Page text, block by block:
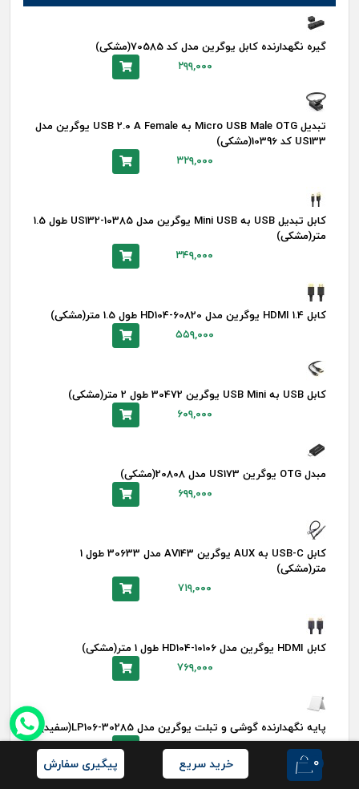
گیره نگهدارنده کابل یوگرین مدل کد 70585(مشکی)
۲۹۹,۰۰۰
تبدیل Micro USB Male OTG به USB 2.0 A Female یوگرین مدل
US133 کد 10396(مشکی)
۳۲۹,۰۰۰
کابل تبدیل USB به Mini USB یوگرین مدل US132-10385 طول 1.5
متر(مشکی)
۳۴۹,۰۰۰
کابل HDMI 1.4 یوگرین مدل HD104-60820 طول 1.5 متر(مشکی)
۵۵۹,۰۰۰
کابل USB به USB Mini یوگرین 30472 طول 2 متر(مشکی)
۶۰۹,۰۰۰
مبدل OTG یوگرین US173 مدل 20808(مشکی)
۶۹۹,۰۰۰
کابل USB-C به AUX یوگرین AV143 مدل 30633 طول 1
متر(مشکی)
۷۱۹,۰۰۰
کابل HDMI یوگرین مدل HD104-10106 طول 1 متر(مشکی)
۷۶۹,۰۰۰
پایه نگهدارنده گوشی و تبلت یوگرین مدل LP106-30285(سفید)
۷۷۹,۰۰۰
0 خرید سریع پیگیری سفارش